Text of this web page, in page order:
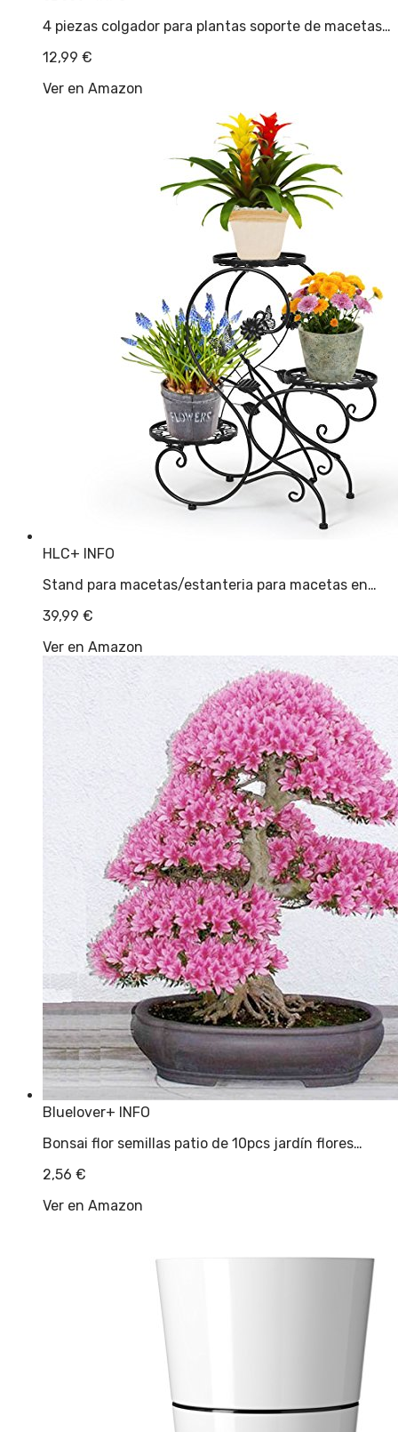
4 piezas colgador para plantas soporte de macetas…
12,99 €
Ver en Amazon
HLC+ INFO
Stand para macetas/estanteria para macetas en…
39,99 €
Ver en Amazon
Bluelover+ INFO
Bonsai flor semillas patio de 10pcs jardín flores…
2,56 €
Ver en Amazon